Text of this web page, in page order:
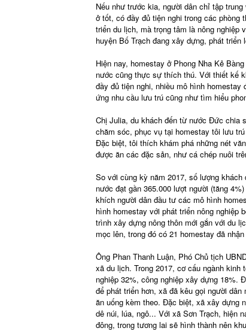
Nếu như trước kia, người dân chỉ tập
ở tốt, có đầy đủ tiện nghi trong các phòng
triển du lịch, mà trọng tâm là nông
huyện Bố Trạch đang xây dựng, phát
Hiện nay, homestay ở Phong Nha Kẻ
nước cũng thực sự thích thú. Với thiết kế
đầy đủ tiện nghi, nhiều mô hình
ứng nhu cầu lưu trú cũng như tìm hiểu
Chị Julia, du khách đến từ nước Đức chia
chăm sóc, phục vụ tại homestay tôi lưu
Đặc biệt, tôi thích khám phá những nét
được ăn các đặc sản, như cá chép nuôi
So với cùng kỳ năm 2017, số lượng
nước đạt gần 365.000 lượt người (tăng
khích người dân đầu tư các mô hình
hình homestay với phát triển nông nghiệp
trình xây dựng nông thôn mới gắn với du
mọc lên, trong đó có 21 homestay đã
Ông Phan Thanh Luận, Phó Chủ tịch
xã du lịch. Trong 2017, cơ cấu ngành
nghiệp 32%, công nghiệp xây dựng 18%.
để phát triển hơn, xã đã kêu gọi người
ăn uống kèm theo. Đặc biệt, xã xây dựng
dê núi, lúa, ngô... Với xã Sơn Trạch, hiện
đông, trong tương lai sẽ hình thành nên